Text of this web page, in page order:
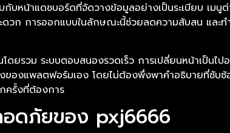
กับหน้าแดชบอร์ดที่จัดวางข้อมูลอย่างเป็นระเบียบ เม
วก การออกแบบในลักษณะนี้ช่วยลดความสับสน และท
ยรวม ระบบตอบสนองรวดเร็ว การเปลี่ยนหน้าเป็นไป
ของแพลตฟอร์มเอง โดยไม่ต้องพึ่งพาคำอธิบายที่ซับซ้
ครั้งที่ต้องการ
อดภัยของ pxj6666